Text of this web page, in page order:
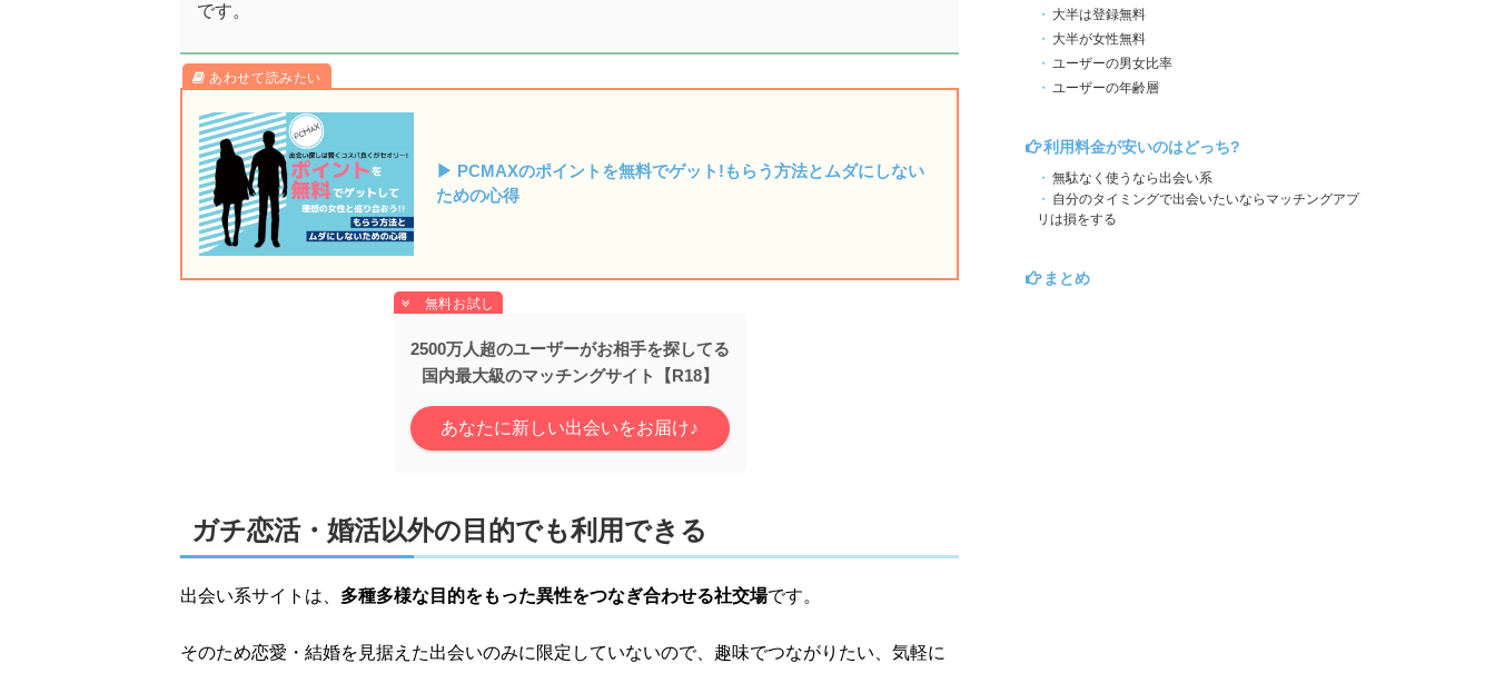
です。
▶ PCMAXのポイントを無料でゲット!もらう方法とムダにしない
ための心得
2500万人超のユーザーがお相手を探してる
国内最大級のマッチングサイト【R18】
あなたに新しい出会いをお届け♪
ガチ恋活・婚活以外の目的でも利用できる
出会い系サイトは、 多種多様な目的をもった異性をつなぎ合わせる社交場です。
そのため恋愛・結婚を見据えた出会いのみに限定していないので、趣味でつながりたい、気軽に
大半は登録無料
大半が女性無料
ユーザーの男女比率
ユーザーの年齢層
利用料金が安いのはどっち?
無駄なく使うなら出会い系
自分のタイミングで出会いたいならマッチングアプ
リは損をする
まとめ